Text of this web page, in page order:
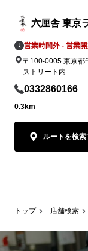
トップ 店舗検索
六厘舎 東京
営業時間外 - 営業
〒100-0005 東京都
ストリート内
0332860166
0.3km
ルートを検索